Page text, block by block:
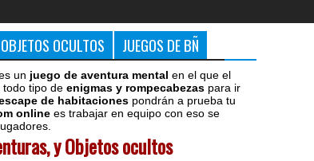
OBJETOS OCULTOS JUEGOS DE BÑ
un juego de aventura mental en el que el
todo tipo de enigmas y rompecabezas para ir
de habitaciones pondrán a prueba tu
online es trabajar en equipo con eso se
y Objetos ocultos